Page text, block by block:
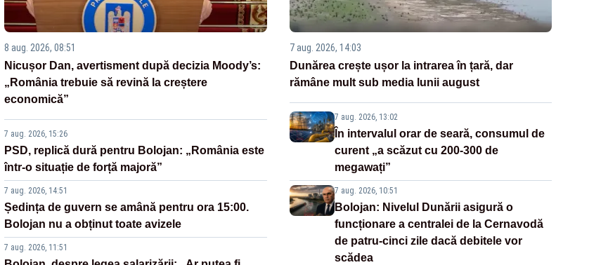
8 aug. 2026, 08:51
Nicușor Dan, avertisment după decizia Moody’s:
„România trebuie să revină la creștere
economică”
7 aug. 2026, 15:26
PSD, replică dură pentru Bolojan: „România este
într-o situație de forță majoră”
7 aug. 2026, 14:51
Ședința de guvern se amână pentru ora 15:00.
Bolojan nu a obținut toate avizele
7 aug. 2026, 11:51
7 aug. 2026, 14:03
Dunărea crește ușor la intrarea în țară, dar
rămâne mult sub media lunii august
7 aug. 2026, 13:02
În intervalul orar de seară, consumul de
curent „a scăzut cu 200-300 de
megawați”
7 aug. 2026, 10:51
Bolojan: Nivelul Dunării asigură o
funcționare a centralei de la Cernavodă
de patru-cinci zile dacă debitele vor
scădea